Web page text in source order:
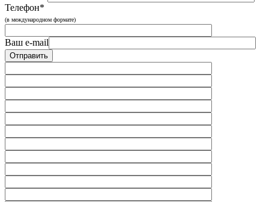
Телефон*
(в международном формате)
Ваш e-mail